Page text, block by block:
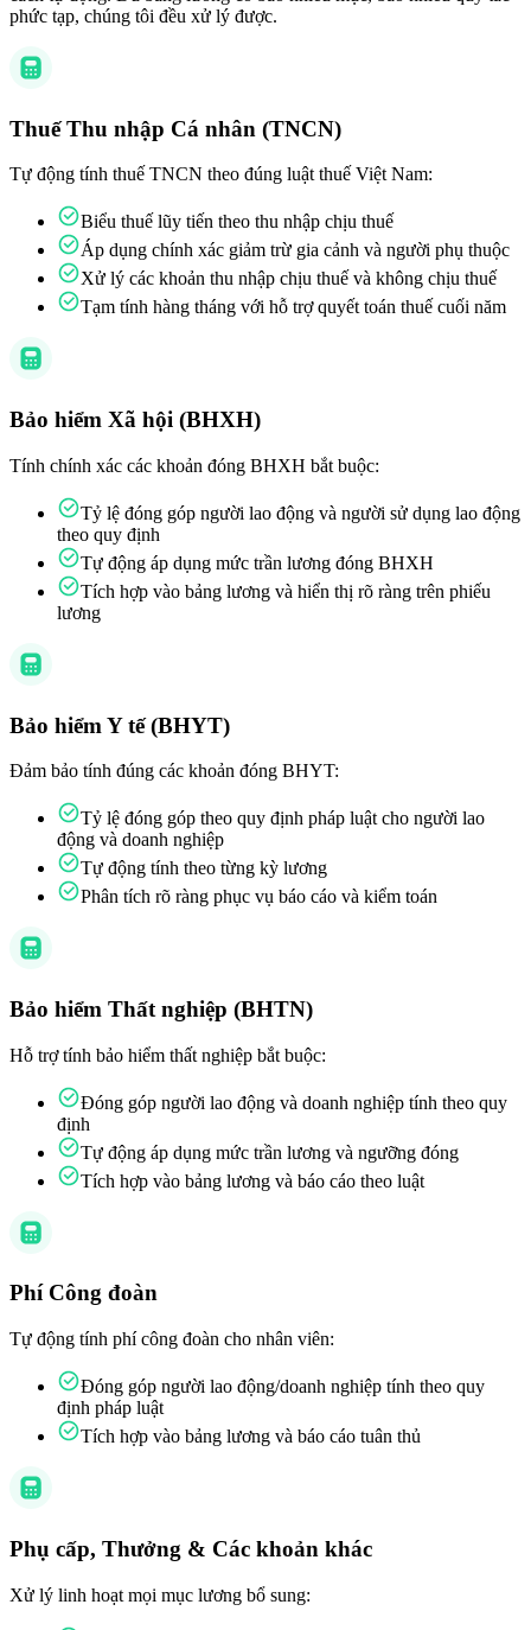
phức tạp, chúng tôi đều xử lý được.
Thuế Thu nhập Cá nhân (TNCN)
Tự động tính thuế TNCN theo đúng luật thuế Việt Nam:
Biểu thuế lũy tiến theo thu nhập chịu thuế
Áp dụng chính xác giảm trừ gia cảnh và người phụ thuộc
Xử lý các khoản thu nhập chịu thuế và không chịu thuế
Tạm tính hàng tháng với hỗ trợ quyết toán thuế cuối năm
Bảo hiểm Xã hội (BHXH)
Tính chính xác các khoản đóng BHXH bắt buộc:
Tỷ lệ đóng góp người lao động và người sử dụng lao động
theo quy định
Tự động áp dụng mức trần lương đóng BHXH
Tích hợp vào bảng lương và hiển thị rõ ràng trên phiếu
lương
Bảo hiểm Y tế (BHYT)
Đảm bảo tính đúng các khoản đóng BHYT:
Tỷ lệ đóng góp theo quy định pháp luật cho người lao
động và doanh nghiệp
Tự động tính theo từng kỳ lương
Phân tích rõ ràng phục vụ báo cáo và kiểm toán
Bảo hiểm Thất nghiệp (BHTN)
Hỗ trợ tính bảo hiểm thất nghiệp bắt buộc:
Đóng góp người lao động và doanh nghiệp tính theo quy
định
Tự động áp dụng mức trần lương và ngưỡng đóng
Tích hợp vào bảng lương và báo cáo theo luật
Phí Công đoàn
Tự động tính phí công đoàn cho nhân viên:
Đóng góp người lao động/doanh nghiệp tính theo quy
định pháp luật
Tích hợp vào bảng lương và báo cáo tuân thủ
Phụ cấp, Thưởng & Các khoản khác
Xử lý linh hoạt mọi mục lương bổ sung: